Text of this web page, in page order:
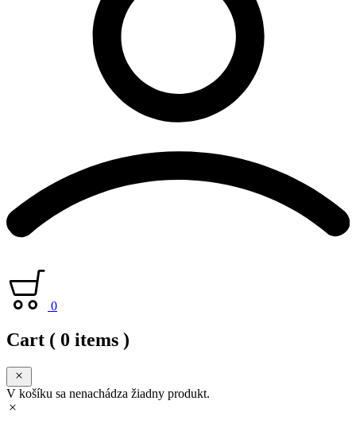
0
Cart ( 0 items )
V košíku sa nenachádza žiadny produkt.